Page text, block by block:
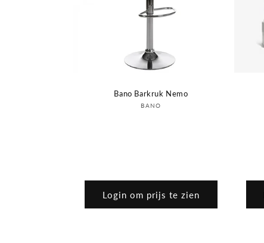
Bano Barkruk Nemo
Verkoper:
BANO
Login om prijs te zien